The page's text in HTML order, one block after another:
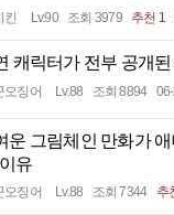
킨 Lv.90 조회 3979 추천 1
캐릭터가 전부 공개
오징어 Lv.88 조회 8894
운 그림체인 만화가
유
오징어 Lv.88 조회 7344 추